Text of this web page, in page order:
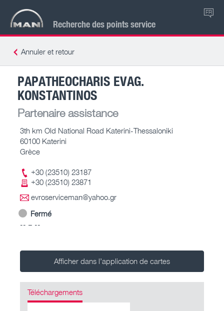
Recherche des points service
FR
Annuler et retour
PAPATHEOCHARIS EVAG.
KONSTANTINOS
Partenaire assistance
3th km Old National Road Katerini-Thessaloniki
60100 Katerini
Grèce
+30 (23510) 23187
+30 (23510) 23871
evroserviceman@yahoo.gr
Fermé
-- – --
Afficher dans l’application de cartes
Téléchargements